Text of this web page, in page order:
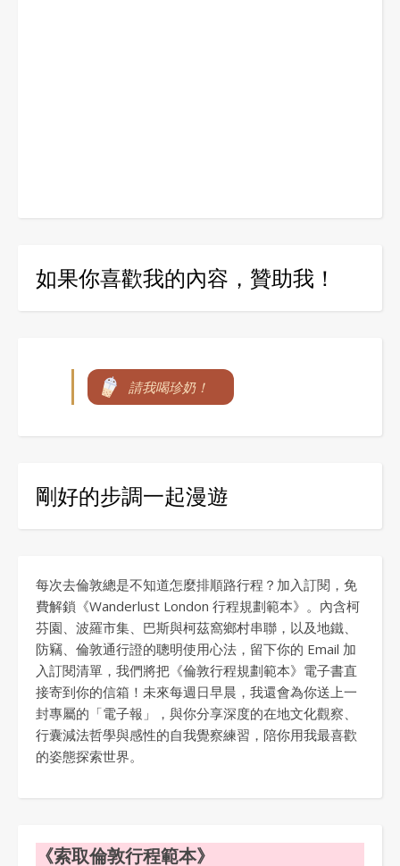
如果你喜歡我的內容，贊助我！
請我喝珍奶！
剛好的步調一起漫遊
每次去倫敦總是不知道怎麼排順路行程？加入訂閱，免
費解鎖《Wanderlust London 行程規劃範本》。內含柯
芬園、波羅市集、巴斯與柯茲窩鄉村串聯，以及地鐵、
防竊、倫敦通行證的聰明使用心法，留下你的 Email 加
入訂閱清單，我們將把《倫敦行程規劃範本》電子書直
接寄到你的信箱！未來每週日早晨，我還會為你送上一
封專屬的「電子報」，與你分享深度的在地文化觀察、
行囊減法哲學與感性的自我覺察練習，陪你用我最喜歡
的姿態探索世界。
《索取倫敦行程範本》